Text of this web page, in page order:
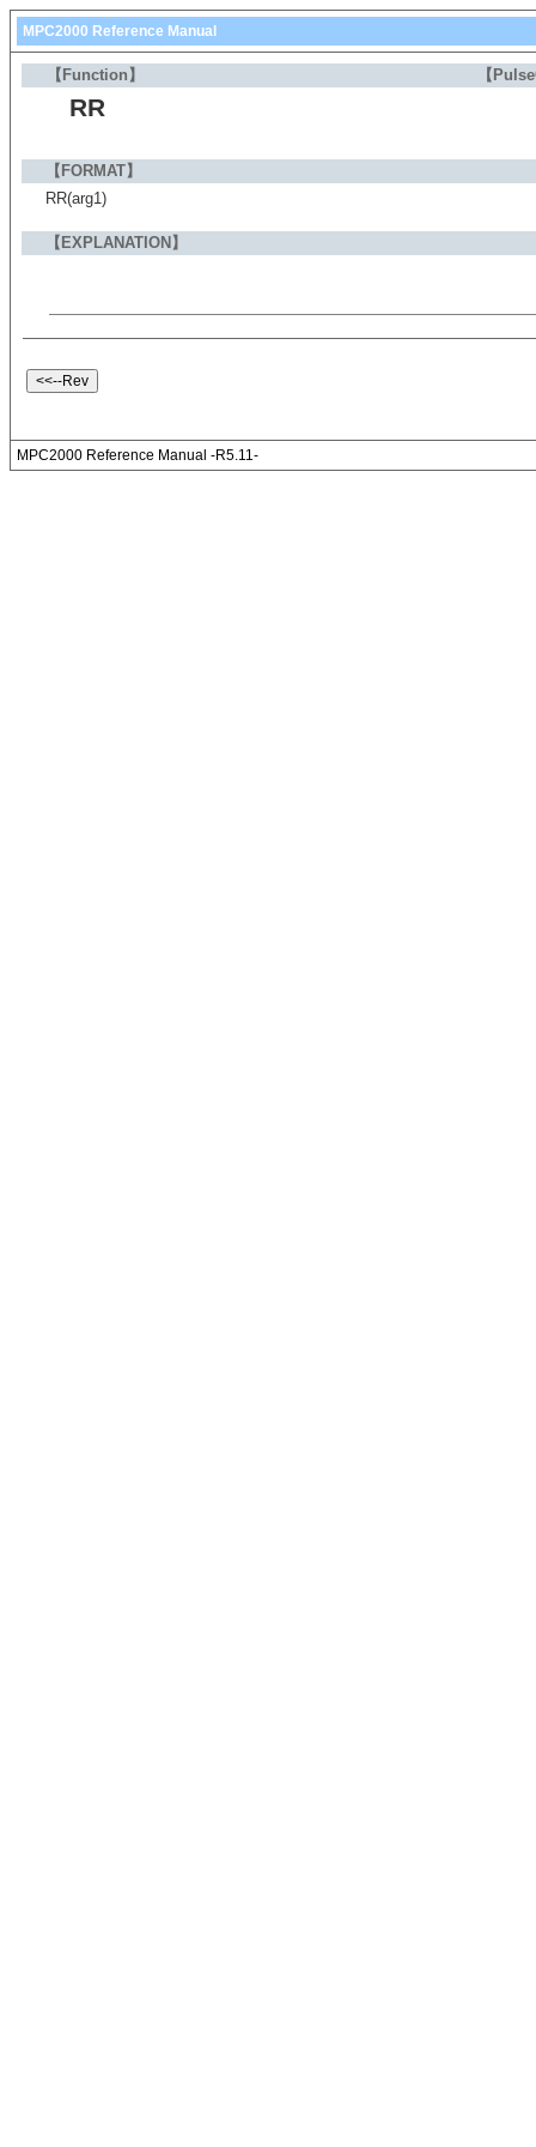
MPC2000 Reference Manual
【Function】 【
RR
【FORMAT】
RR(arg1)
【EXPLANATION】
MPC2000 Reference Manual -R5.11-